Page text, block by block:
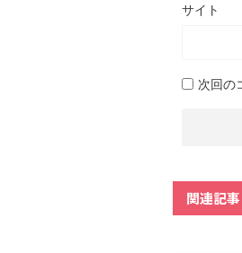
サイト
次回の
関連記事